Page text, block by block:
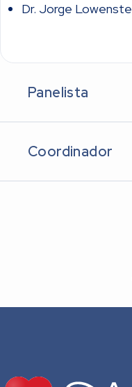
Dr. Jorge
Panelista
Dr. Jorge Aguirre
Coordinador